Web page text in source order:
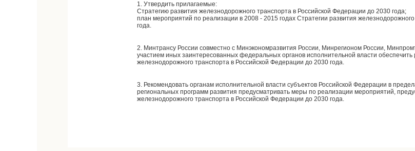
1. Утвердить прилагаемые:
Стратегию развития железнодорожного транспорта в Российской Федерации до 2030 года;
план мероприятий по реализации в 2008 - 2015 годах Стратегии развития
года.
2. Минтрансу России совместно с Минэкономразвития России, Минрегионом России,
участием иных заинтересованных федеральных органов исполнительной власти
железнодорожного транспорта в Российской Федерации до 2030 года.
3. Рекомендовать органам исполнительной власти субъектов Российской Федерации в
региональных программ развития предусматривать меры по реализации мероприятий,
железнодорожного транспорта в Российской Федерации до 2030 года.